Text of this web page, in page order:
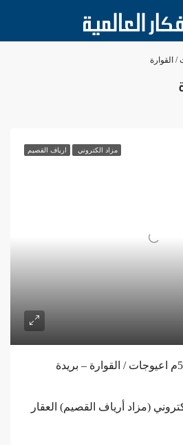
/ القوارة
مزاد الكتروني ارياف القصيم
(مزاد أرياف القصيم) العقار